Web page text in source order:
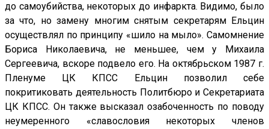
до самоубийства, некоторых до инфаркта. Видимо, было
за что, но замену многим снятым секретарям Ельцин
осуществлял по принципу «шило на мыло». Самомнение
Бориса Николаевича, не меньшее, чем у Михаила
Сергеевича, вскоре подвело его. На октябрьском 1987 г.
Пленуме ЦК КПСС Ельцин позволил себе
покритиковать деятельность Политбюро и Секретариата
ЦК КПСС. Он также высказал озабоченность по поводу
неумеренного «славословия некоторых членов